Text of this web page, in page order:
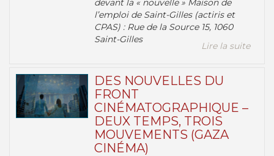
devant la « nouvelle » Maison de
l’emploi de Saint-Gilles (actiris et
CPAS) : Rue de la Source 15, 1060
Saint-Gilles
Lire la suite
DES NOUVELLES DU
FRONT
CINÉMATOGRAPHIQUE –
DEUX TEMPS, TROIS
MOUVEMENTS (GAZA
CINÉMA)